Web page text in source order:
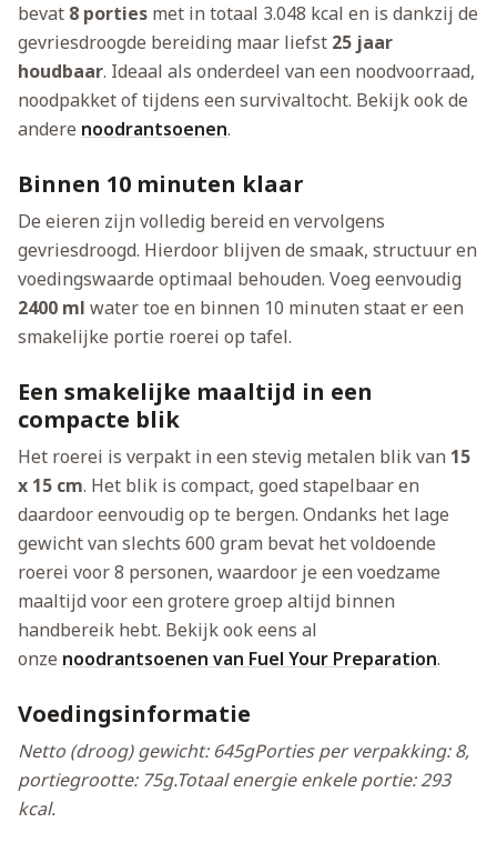
bevat 8 porties met in totaal 3.048 kcal en is dankzij de
gevriesdroogde bereiding maar liefst 25 jaar
houdbaar. Ideaal als onderdeel van een noodvoorraad,
noodpakket of tijdens een survivaltocht. Bekijk ook de
andere noodrantsoenen.
Binnen 10 minuten klaar
De eieren zijn volledig bereid en vervolgens
gevriesdroogd. Hierdoor blijven de smaak, structuur en
voedingswaarde optimaal behouden. Voeg eenvoudig
2400 ml water toe en binnen 10 minuten staat er een
smakelijke portie roerei op tafel.
Een smakelijke maaltijd in een
compacte blik
Het roerei is verpakt in een stevig metalen blik van 15
x 15 cm. Het blik is compact, goed stapelbaar en
daardoor eenvoudig op te bergen. Ondanks het lage
gewicht van slechts 600 gram bevat het voldoende
roerei voor 8 personen, waardoor je een voedzame
maaltijd voor een grotere groep altijd binnen
handbereik hebt. Bekijk ook eens al
onze noodrantsoenen van Fuel Your Preparation.
Voedingsinformatie
Netto (droog) gewicht: 645gPorties per verpakking: 8,
portiegrootte: 75g.Totaal energie enkele portie: 293
kcal.